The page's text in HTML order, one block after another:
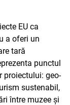
EU ca
a oferi un
tară
punctul
proiectului: geo-
sustenabil,
între muzee și